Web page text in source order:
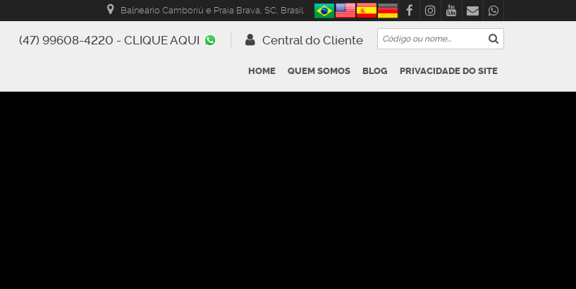
Balneário Camboriú e Praia Brava, SC, Brasil
Central do Cliente
(47) 99608-4220 - CLIQUE AQUI
PRIVACIDADE DO SITE
BLOG
QUEM SOMOS
HOME